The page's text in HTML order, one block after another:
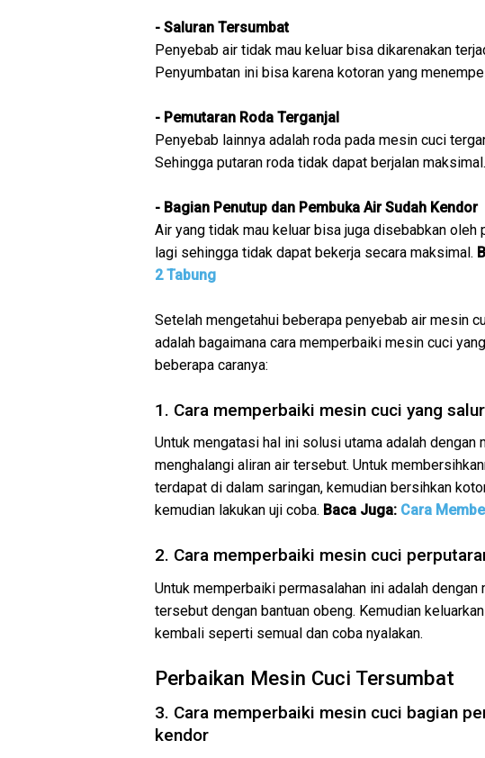
- Saluran Tersumbat
Penyebab air tidak mau keluar bisa dikarenakan
Penyumbatan ini bisa karena kotoran yang
- Pemutaran Roda Terganjal
Penyebab lainnya adalah roda pada mesin cuci
Sehingga putaran roda tidak dapat berjalan maksimal.
- Bagian Penutup dan Pembuka Air Sudah Kendor
Air yang tidak mau keluar bisa juga disebabkan
lagi sehingga tidak dapat bekerja secara maksimal.
2 Tabung
Setelah mengetahui beberapa penyebab air mesin
adalah bagaimana cara memperbaiki mesin cuci
beberapa caranya:
1. Cara memperbaiki mesin cuci yang
Untuk mengatasi hal ini solusi utama adalah dengan
menghalangi aliran air tersebut. Untuk
terdapat di dalam saringan, kemudian bersihkan
kemudian lakukan uji coba. Baca Juga: Cara
2. Cara memperbaiki mesin cuci
Untuk memperbaiki permasalahan ini adalah
tersebut dengan bantuan obeng. Kemudian
kembali seperti semual dan coba nyalakan.
Perbaikan Mesin Cuci Tersumbat
3. Cara memperbaiki mesin cuci bagian
kendor